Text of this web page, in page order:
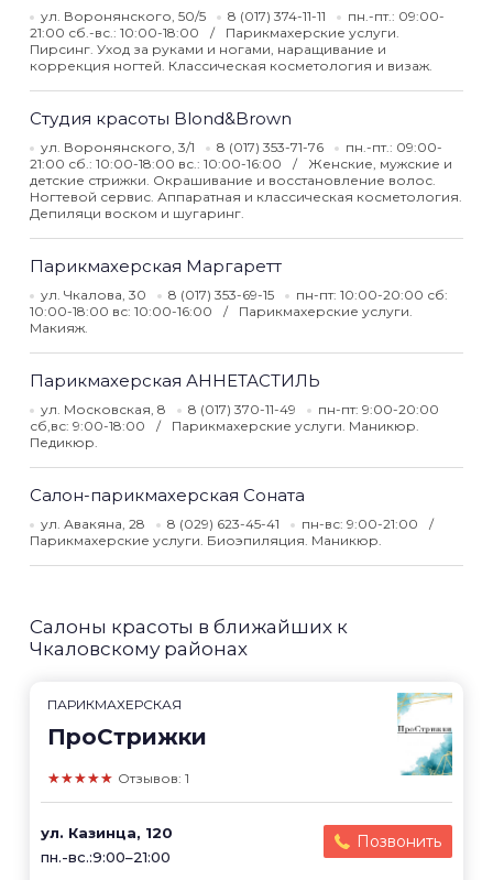
ул. Воронянского, 50/5 8 (017) 374-11-11
пн.-пт.: 09:00-
21:00 сб.-вс.: 10:00-18:00
Парикмахерские услуги.
Пирсинг. Уход за руками и ногами, наращивание и
коррекция ногтей. Классическая косметология и визаж.
Студия красоты Blond&Brown
ул. Воронянского, 3/1 8 (017) 353-71-76
пн.-пт.: 09:00-
21:00 сб.: 10:00-18:00 вс.: 10:00-16:00
Женские, мужские и
детские стрижки. Окрашивание и восстановление волос.
Ногтевой сервис. Аппаратная и классическая косметология.
Депиляци воском и шугаринг.
Парикмахерская Маргаретт
ул. Чкалова, 30 8 (017) 353-69-15
пн-пт: 10:00-20:00 сб:
10:00-18:00 вс: 10:00-16:00
Парикмахерские услуги.
Макияж.
Парикмахерская АННЕТАСТИЛЬ
ул. Московская, 8 8 (017) 370-11-49
пн-пт: 9:00-20:00
сб,вс: 9:00-18:00
Парикмахерские услуги. Маникюр.
Педикюр.
Салон-парикмахерская Соната
ул. Авакяна, 28 8 (029) 623-45-41
пн-вс: 9:00-21:00
Парикмахерские услуги. Биоэпиляция. Маникюр.
Салоны красоты в ближайших к
Чкаловскому районах
ПАРИКМАХЕРСКАЯ
ПроСтрижки
★★★★★ Отзывов: 1
ул. Казинца, 120
пн.-вс.:9:00–21:00
Позвонить